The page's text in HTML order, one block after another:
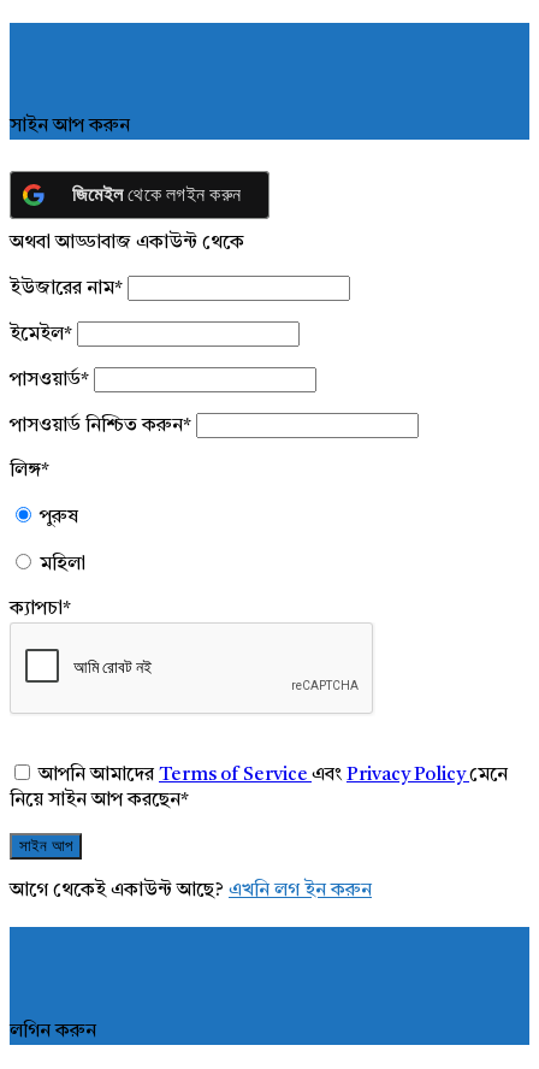
সাইন আপ করুন
জিমেইলথেকে লগইন করুন
অথবা আড্ডাবাজ একাউন্ট থেকে
ইউজারের নাম*
ইমেইল*
পাসওয়ার্ড*
পাসওয়ার্ড নিশ্চিত করুন*
লিঙ্গ*
পুরুষ
মহিলা
ক্যাপচা*
আপনি আমাদেরTerms of Service এবং Privacy Policyমেনে
নিয়ে সাইন আপ করছেন*
আগে থেকেই একাউন্ট আছে? এখনি লগ ইন করুন
লগিন করুন